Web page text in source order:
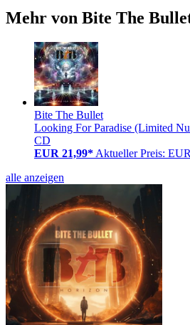
Mehr von Bite The
Bite The Bullet
Looking For Paradise (Limited
CD
EUR 21,99* Aktueller Preis:
alle anzeigen